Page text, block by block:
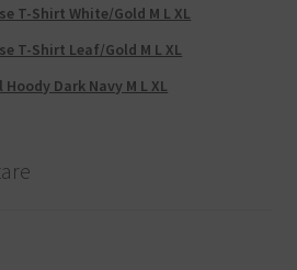
T-Shirt White/Gold M L XL
T-Shirt Leaf/Gold M L XL
Dark Navy M L XL